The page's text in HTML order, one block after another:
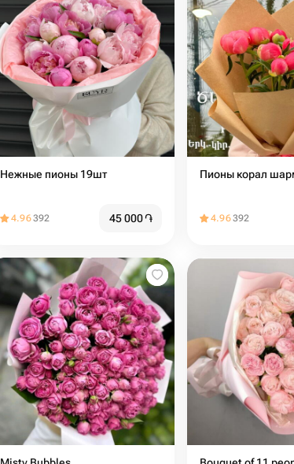
Нежные пионы 19шт
4.96392 45 000֏
Пионы корал
4.96392